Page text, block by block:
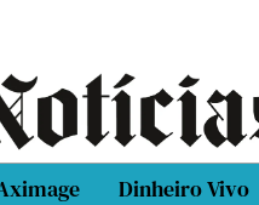
Dinheiro Vivo